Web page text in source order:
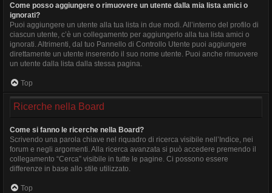
Come posso aggiungere o rimuovere un utente dalla mia lista amici o
ignorati?
Puoi aggiungere un utente alla tua lista in due modi. All’interno del profilo di
ciascun utente, c’è un collegamento per aggiungerlo alla tua lista amici o
ignorati. Altrimenti, dal tuo Pannello di Controllo Utente puoi aggiungere
direttamente un utente inserendo il suo nome utente. Puoi anche rimuovere
un utente dalla lista dalla stessa pagina.
Top
Ricerche nella Board
Come si fanno le ricerche nella Board?
Scrivendo una parola chiave nel riquadro di ricerca visibile nell’Indice, nei
forum e negli argomenti. Alla ricerca avanzata si può accedere premendo il
collegamento “Cerca” visibile in tutte le pagine. Ci possono essere
differenze in base allo stile utilizzato.
Top